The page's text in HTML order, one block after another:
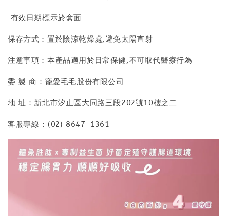
有效日期標示於盒面
保存方式：置於陰涼乾燥處,避免太陽直射
注意事項：本產品適用於日常保健,不可取代醫療行為
委 製 商：寵愛毛毛股份有限公司
地 址：新北市汐止區大同路三段202號10樓之二
客服專線 : (02) 8647-1361